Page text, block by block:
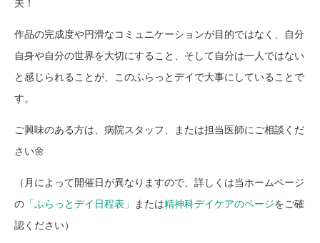
夫！
作品の完成度や円滑なコミュニケーションが目的ではなく、自分
自身や自分の世界を大切にすること、そして自分は一人ではない
と感じられることが、このふらっとデイで大事にしていることで
す。
ご興味のある方は、病院スタッフ、または担当医師にご相談くだ
さい🌼
（月によって開催日が異なりますので、詳しくは当ホームページ
の 「ふらっとデイ日程表」 または精神科デイケアのページをご確
認ください）